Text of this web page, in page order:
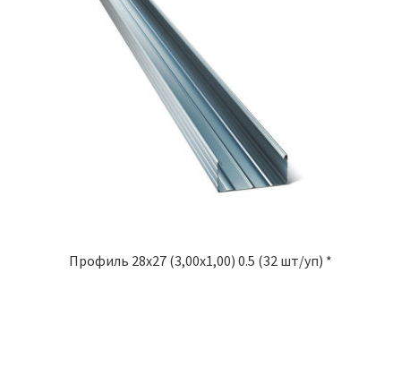
Профиль 28х27 (3,00х1,00) 0.5 (32 шт/уп) *